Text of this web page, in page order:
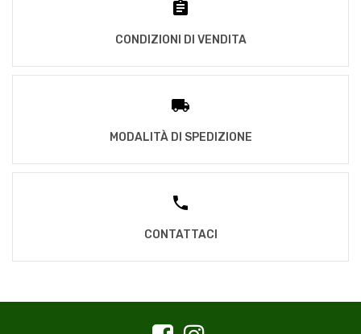
CONDIZIONI DI VENDITA
MODALITÀ DI SPEDIZIONE
CONTATTACI